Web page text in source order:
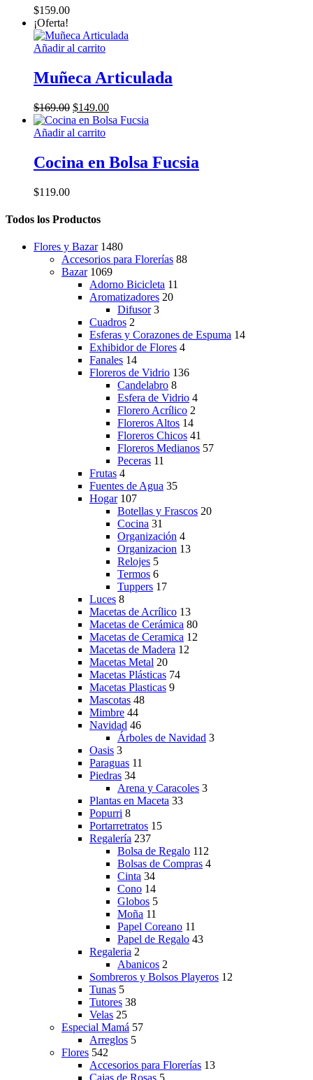
$159.00
¡Oferta!
Añadir al carrito
Muñeca Articulada
$169.00 El
precio
original
$169.00.
$149.00El
precio
$149.00.
Añadir al carrito
Cocina en Bolsa Fucsia
$119.00
Todos los Productos
Flores y Bazar 1480
Accesorios para Florerías 88
Bazar 1069
Adorno Bicicleta 11
Aromatizadores 20
Difusor 3
Cuadros 2
Esferas y Corazones de Espuma 14
Exhibidor de Flores 4
Fanales 14
Floreros de Vidrio 136
Candelabro 8
Esfera de Vidrio 4
Florero Acrílico 2
Floreros Altos 14
Floreros Chicos 41
Floreros Medianos 57
Peceras 11
Frutas 4
Fuentes de Agua 35
Hogar 107
Botellas y Frascos 20
Cocina 31
Organización 4
Organizacion 13
Relojes 5
Termos 6
Tuppers 17
Luces 8
Macetas de Acrílico 13
Macetas de Cerámica 80
Macetas de Ceramica 12
Macetas de Madera 12
Macetas Metal 20
Macetas Plásticas 74
Macetas Plasticas 9
Mascotas 48
Mimbre 44
Navidad 46
Árboles de Navidad 3
Oasis 3
Paraguas 11
Piedras 34
Arena y Caracoles 3
Plantas en Maceta 33
Popurri 8
Portarretratos 15
Regalería 237
Bolsa de Regalo 112
Bolsas de Compras 4
Cinta 34
Cono 14
Globos 5
Moña 11
Papel Coreano 11
Papel de Regalo 43
Regaleria 2
Abanicos 2
Sombreros y Bolsos Playeros 12
Tunas 5
Tutores 38
Velas 25
Especial Mamá 57
Arreglos 5
Flores 542
Accesorios para Florerías 13